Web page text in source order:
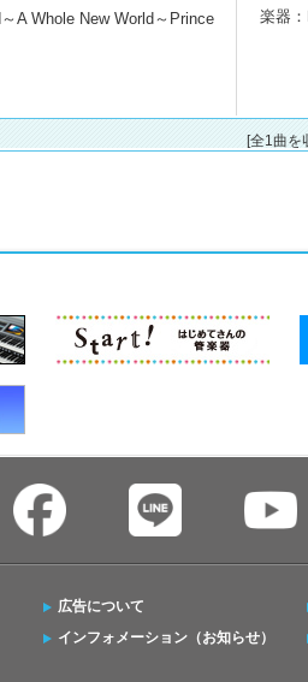
A Whole New World～Prince
楽器
[全1曲を
広告について
インフォメーション（お知らせ）